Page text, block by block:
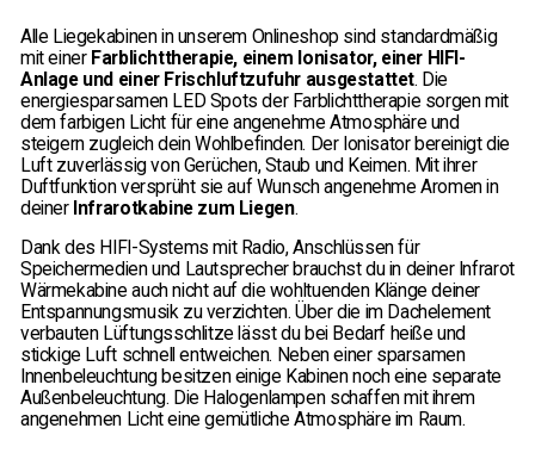
Alle Liegekabinen in unserem Onlineshop sind standardmäßig
mit einer Farblichttherapie, einem Ionisator, einer HIFI-
Anlage und einer Frischluftzufuhr ausgestattet. Die
energiesparsamen LED Spots der Farblichttherapie sorgen mit
dem farbigen Licht für eine angenehme Atmosphäre und
steigern zugleich dein Wohlbefinden. Der Ionisator bereinigt die
Luft zuverlässig von Gerüchen, Staub und Keimen. Mit ihrer
Duftfunktion versprüht sie auf Wunsch angenehme Aromen in
deiner Infrarotkabine zum Liegen.
Dank des HIFI-Systems mit Radio, Anschlüssen für
Speichermedien und Lautsprecher brauchst du in deiner Infrarot
Wärmekabine auch nicht auf die wohltuenden Klänge deiner
Entspannungsmusik zu verzichten. Über die im Dachelement
verbauten Lüftungsschlitze lässt du bei Bedarf heiße und
stickige Luft schnell entweichen. Neben einer sparsamen
Innenbeleuchtung besitzen einige Kabinen noch eine separate
Außenbeleuchtung. Die Halogenlampen schaffen mit ihrem
angenehmen Licht eine gemütliche Atmosphäre im Raum.